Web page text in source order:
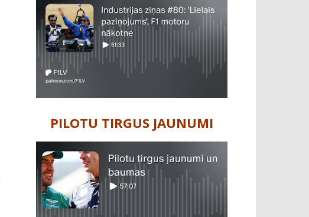
PILOTU TIRGUS JAUNUMI